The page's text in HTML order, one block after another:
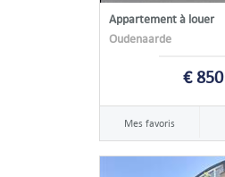
Appartement à louer
Oudenaarde
€ 850
Mes favoris